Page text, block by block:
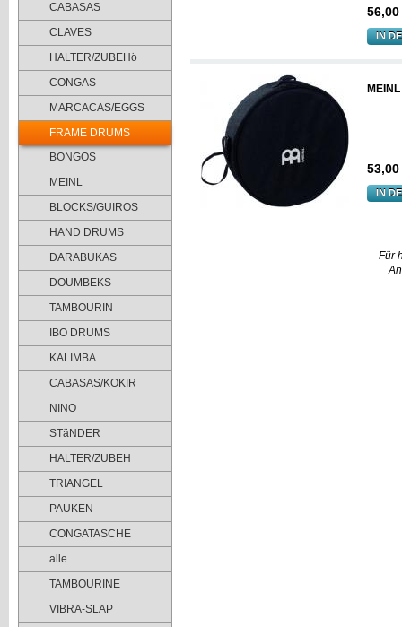
CABASAS
CLAVES
HALTER/ZUBEHö
CONGAS
MARCACAS/EGGS
FRAME DRUMS
BONGOS
MEINL
BLOCKS/GUIROS
HAND DRUMS
DARABUKAS
DOUMBEKS
TAMBOURIN
IBO DRUMS
KALIMBA
CABASAS/KOKIR
NINO
STäNDER
HALTER/ZUBEH
TRIANGEL
PAUKEN
CONGATASCHE
alle
TAMBOURINE
VIBRA-SLAP
IN
IN
Für